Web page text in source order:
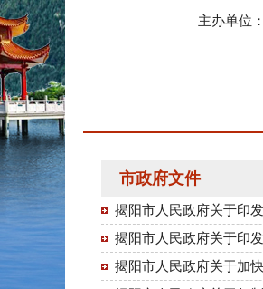
主办单位
市政府文件
揭阳市人民政府关于印
揭阳市人民政府关于印
揭阳市人民政府关于加